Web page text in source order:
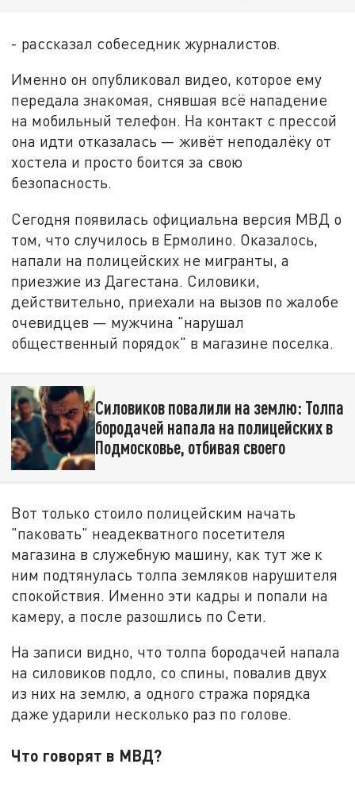
- рассказал собеседник журналистов.
Именно он опубликовал видео, которое ему
передала знакомая, снявшая всё нападение
на мобильный телефон. На контакт с прессой
она идти отказалась — живёт неподалёку от
хостела и просто боится за свою
безопасность.
Сегодня появилась официальна версия МВД о
том, что случилось в Ермолино. Оказалось,
напали на полицейских не мигранты, а
приезжие из Дагестана. Силовики,
действительно, приехали на вызов по жалобе
очевидцев — мужчина "нарушал
общественный порядок" в магазине поселка.
Силовиков повалили на землю: Толпа
бородачей напала на полицейских в
Подмосковье, отбивая своего
Вот только стоило полицейским начать
"паковать" неадекватного посетителя
магазина в служебную машину, как тут же к
ним подтянулась толпа земляков нарушителя
спокойствия. Именно эти кадры и попали на
камеру, а после разошлись по Сети.
На записи видно, что толпа бородачей напала
на силовиков подло, со спины, повалив двух
из них на землю, а одного стража порядка
даже ударили несколько раз по голове.
Что говорят в МВД?